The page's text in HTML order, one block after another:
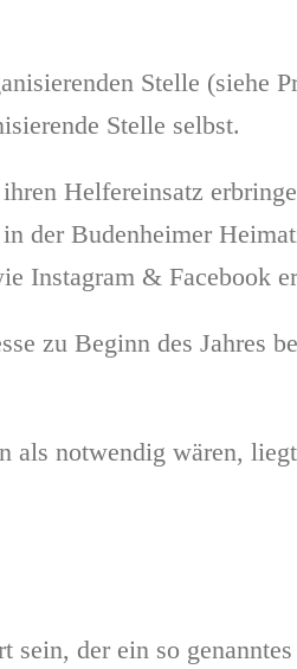
Stelle (siehe
Stelle selbst.
Helfereinsatz
der Budenheimer
Instagram & Facebook
zu Beginn des Jahres
als notwendig wären,
der ein so